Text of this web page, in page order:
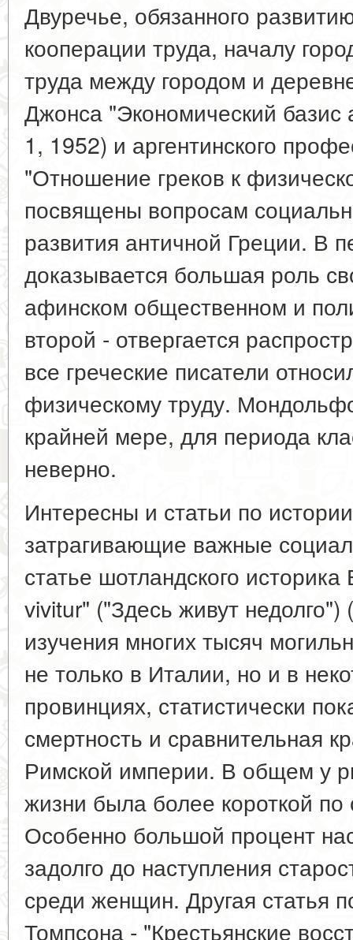
Двуречье, обязанного
кооперации труда, началу
труда между городом и
Джонса "Экономический
1, 1952) и аргентинского
"Отношение греков к
посвящены вопросам
развития античной Греции. В
доказывается большая роль
афинском общественном и
второй - отвергается
все греческие писатели
физическому труду.
крайней мере, для периода
неверно.
Интересны и статьи по
затрагивающие важные
статье шотландского
vivitur" ("Здесь живут
изучения многих тысяч
не только в Италии, но и в
провинциях, статистически
смертность и сравнительная
Римской империи. В общем у
жизни была более короткой
Особенно большой процент
задолго до наступления
среди женщин. Другая статья
Томпсона - "Крестьянские